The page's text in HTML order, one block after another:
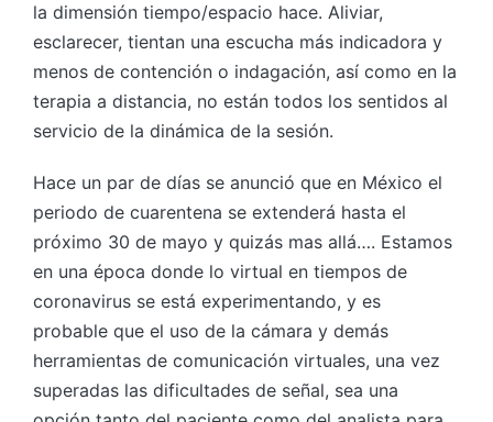
la dimensión tiempo/espacio hace. Aliviar,
esclarecer, tientan una escucha más indicadora y
menos de contención o indagación, así como en la
terapia a distancia, no están todos los sentidos al
servicio de la dinámica de la sesión.
Hace un par de días se anunció que en México el
periodo de cuarentena se extenderá hasta el
próximo 30 de mayo y quizás mas allá…. Estamos
en una época donde lo virtual en tiempos de
coronavirus se está experimentando, y es
probable que el uso de la cámara y demás
herramientas de comunicación virtuales, una vez
superadas las dificultades de señal, sea una